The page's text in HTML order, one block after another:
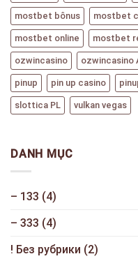
mostbet bônus mostbet
mostbet online mostbet
ozwincasino ozwincasino
pinup pin up casino
slottica PL vulkan vegas
DANH MỤC
– 133 (4)
– 333 (4)
! Без рубрики (2)